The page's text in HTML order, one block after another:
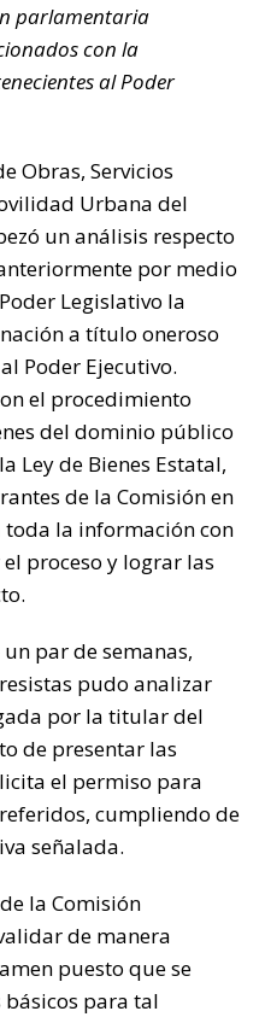
parlamentaria
con la
al Poder
Obras, Servicios
Urbana del
un análisis respecto
por medio
Legislativo la
a título oneroso
Poder Ejecutivo.
el procedimiento
del dominio público
Ley de Bienes Estatal,
de la Comisión en
toda la información con
proceso y lograr las
par de semanas,
pudo analizar
por la titular del
de presentar las
el permiso para
cumpliendo de
señalada.
la Comisión
de manera
puesto que se
para tal